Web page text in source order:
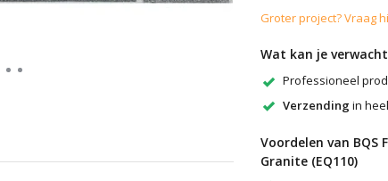
Groter project? Vraag
Wat kan je
Professioneel
Verzending in
Voordelen van
Granite (EQ110)